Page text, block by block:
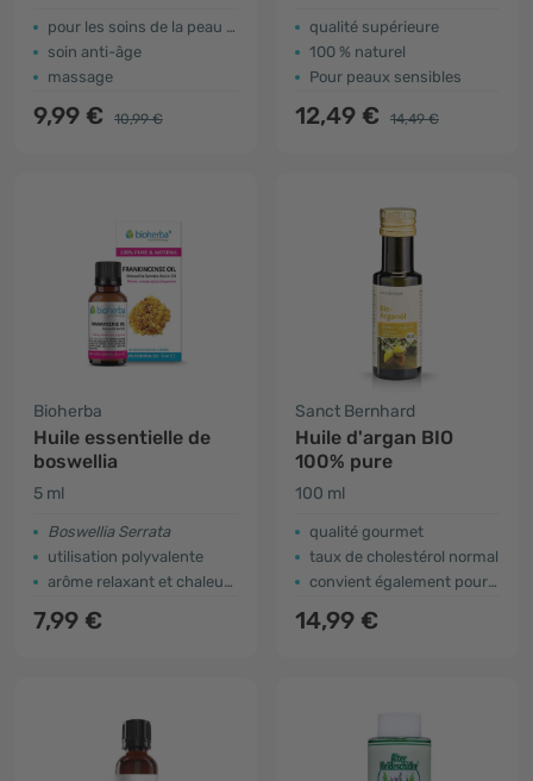
pour les soins de la peau et des cheveux
soin anti-âge
massage
9,99 € 10,99 €
qualité supérieure
100 % naturel
Pour peaux sensibles
12,49 € 14,49 €
Bioherba
Huile essentielle de
boswellia
5 ml
Boswellia Serrata
utilisation polyvalente
arôme relaxant et chaleureux
7,99 €
Sanct Bernhard
Huile d'argan BIO
100% pure
100 ml
qualité gourmet
taux de cholestérol normal
convient également pour les soins de beauté
14,99 €